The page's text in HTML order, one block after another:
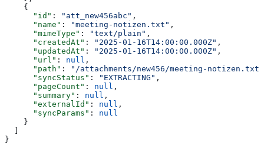
    {
      "id"
: "att_new456abc" ,
      "name"
: "meeting-notizen.txt" ,
      "mimeType"
: "text/plain" ,
      "createdAt"
: "2025-01-16T14:00:00.000Z" ,
      "updatedAt"
: "2025-01-16T14:00:00.000Z" ,
      "url"
: null ,
      "path"
:
"/attachments/new456/meeting-notizen.txt"
      "syncStatus"
: "EXTRACTING" ,
      "pageCount"
: null ,
      "summary"
: null ,
      "externalId"
: null ,
      "syncParams"
: null
    }
}